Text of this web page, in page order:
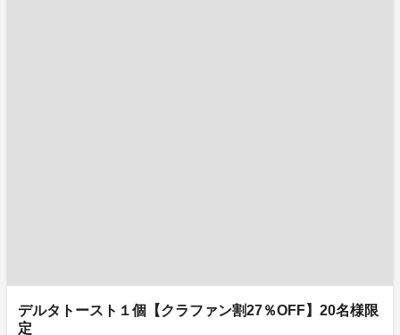
デルタトースト１個【クラファン割27％OFF】20名様限
定